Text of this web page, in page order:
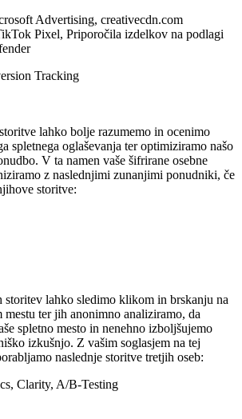
Advertising, creativecdn.com
Pixel, Priporočila izdelkov na podlagi
Tracking
lahko bolje razumemo in ocenimo
spletnega oglaševanja ter optimiziramo našo
V ta namen vaše šifrirane osebne
z naslednjimi zunanjimi ponudniki, če
storitve:
storitev lahko sledimo klikom in brskanju na
mestu ter jih anonimno analiziramo, da
spletno mesto in nenehno izboljšujemo
izkušnjo. Z vašim soglasjem na tej
naslednje storitve tretjih oseb:
Clarity, A/B-Testing